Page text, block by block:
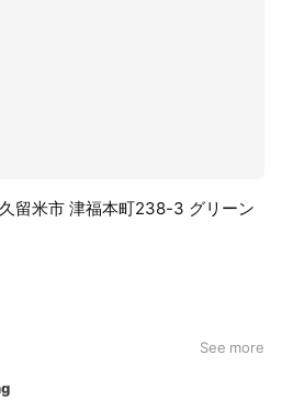
留米市 津福本町238-3 グリーン
See more